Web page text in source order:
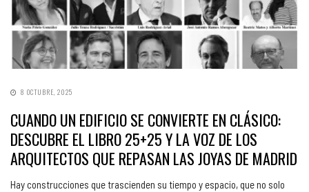
8 OCTUBRE, 2025
CUANDO UN EDIFICIO SE CONVIERTE EN CLÁSICO:
DESCUBRE EL LIBRO 25+25 Y LA VOZ DE LOS
ARQUITECTOS QUE REPASAN LAS JOYAS DE MADRID
Hay construcciones que trascienden su tiempo y espacio, que no solo